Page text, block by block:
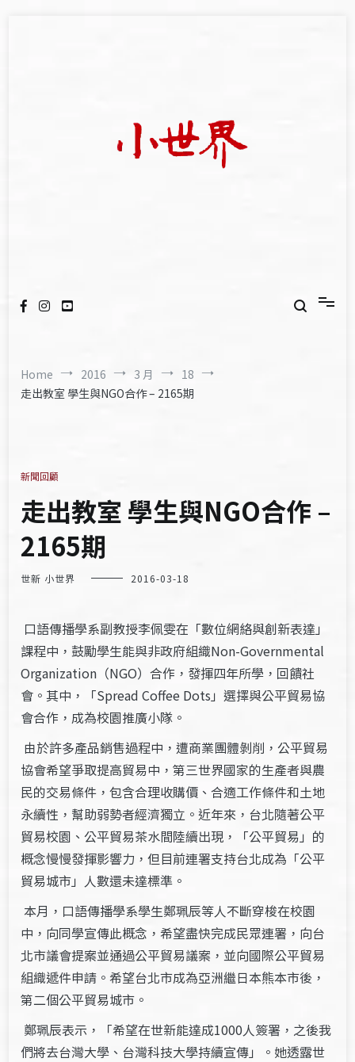
Home 2016 3 月
18
走出教室 學生與NGO合作 – 2165期
新聞回顧
走出教室 學生與NGO合作 –
2165期
世新 小世界 2016-03-18
口語傳播學系副教授李佩雯在「數位網絡與創新表達」
課程中，鼓勵學生能與非政府組織Non-Governmental
Organization（NGO）合作，發揮四年所學，回饋社
會。其中，「Spread Coffee Dots」選擇與公平貿易協
會合作，成為校園推廣小隊。
由於許多產品銷售過程中，遭商業團體剝削，公平貿易
協會希望爭取提高貿易中，第三世界國家的生產者與農
民的交易條件，包含合理收購價、合適工作條件和土地
永續性，幫助弱勢者經濟獨立。近年來，台北隨著公平
貿易校園、公平貿易茶水間陸續出現，「公平貿易」的
概念慢慢發揮影響力，但目前連署支持台北成為「公平
貿易城市」人數還未達標準。
本月，口語傳播學系學生鄭珮辰等人不斷穿梭在校園
中，向同學宣傳此概念，希望盡快完成民眾連署，向台
北市議會提案並通過公平貿易議案，並向國際公平貿易
組織遞件申請。希望台北市成為亞洲繼日本熊本市後，
第二個公平貿易城市。
鄭珮辰表示，「希望在世新能達成1000人簽署，之後我
們將去台灣大學、台灣科技大學持續宣傳」。她透露世